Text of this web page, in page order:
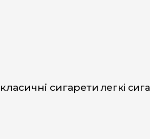
класичні сигарети легкі